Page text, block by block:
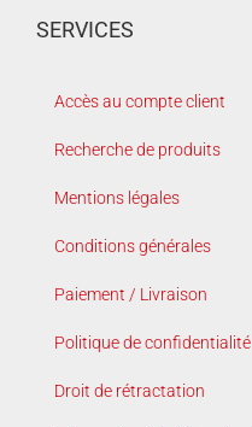
SERVICES
Accès au compte client
Recherche de produits
Mentions légales
Conditions générales
Paiement / Livraison
Politique de confidentialité
Droit de rétractation